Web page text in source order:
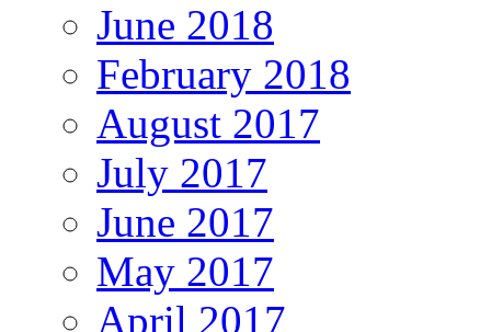
June 2018
February 2018
August 2017
July 2017
June 2017
May 2017
April 2017